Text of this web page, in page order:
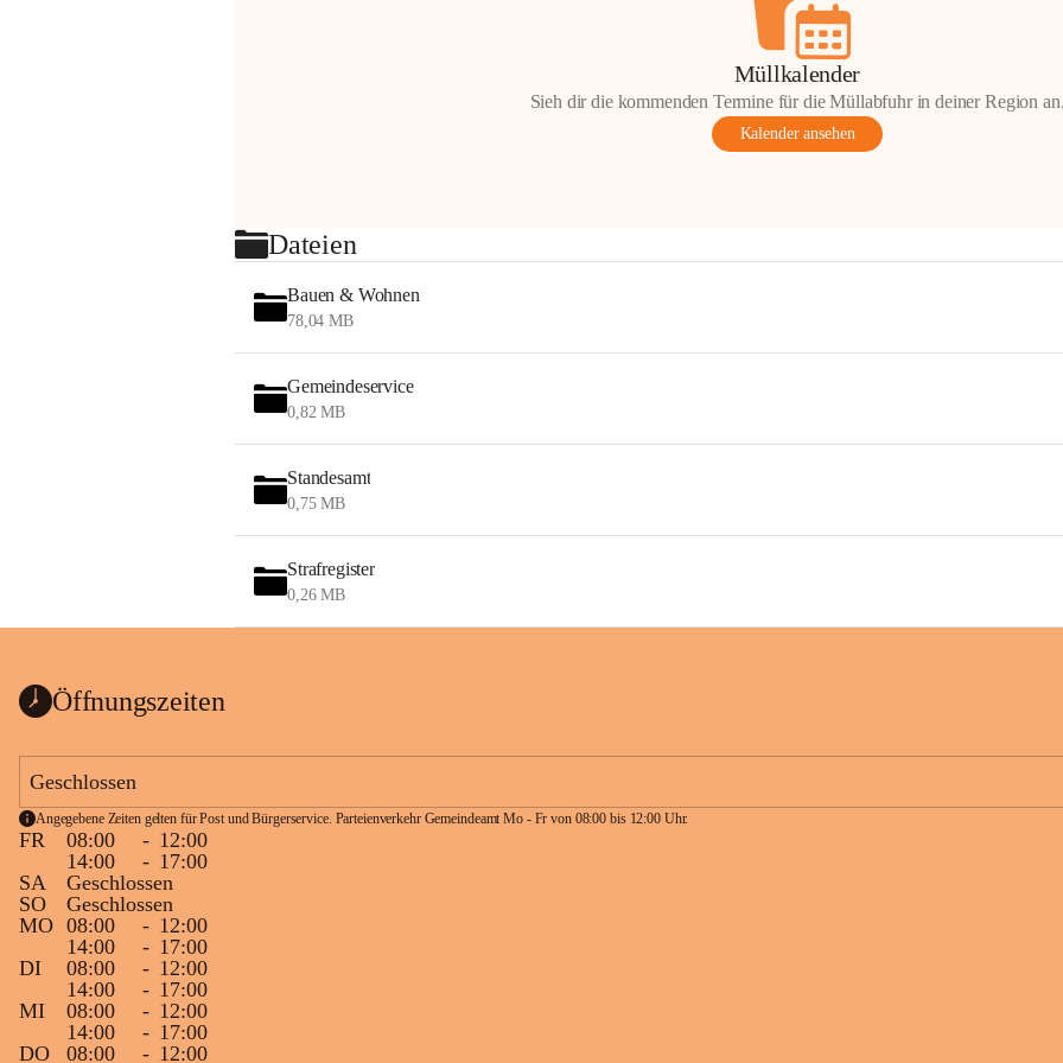
Müllkalender
Sieh dir die kommenden Termine für die Müllabfuhr in deiner Region
Kalender ansehen
Dateien
Bauen & Wohnen
78,04 MB
Gemeindeservice
0,82 MB
Standesamt
0,75 MB
Strafregister
0,26 MB
Öffnungszeiten
Geschlossen
Angegebene Zeiten gelten für Post und Bürgerservice. Parteienverkehr Gemeindeamt Mo - Fr von 08:00 bis 12:00 Uhr.
FR 08:00 - 12:00
14:00
- 17:00
SA
Geschlossen
SO
Geschlossen
MO 08:00 - 12:00
14:00
- 17:00
DI
08:00 - 12:00
14:00
- 17:00
MI
08:00 - 12:00
14:00
- 17:00
DO
08:00 - 12:00